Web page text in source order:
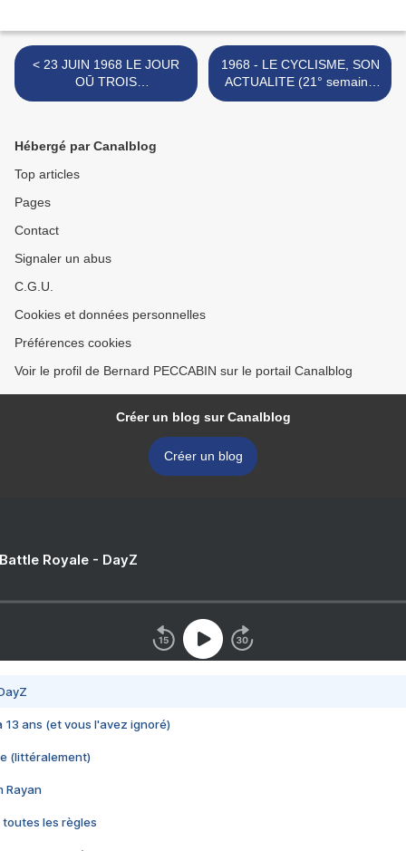
< 23 JUIN 1968 LE JOUR
OŪ TROIS
PÉRIGOURDINS SONT
1968 - LE CYCLISME, SON
ACTUALITE (21° semaine
de la saison) >
Hébergé par Canalblog
Top articles
Pages
Contact
Signaler un abus
C.G.U.
Cookies et données personnelles
Préférences cookies
Voir le profil de Bernard PECCABIN sur le portail Canalblog
Créer un blog sur Canalblog
Créer un blog
Royale - DayZ
13 ans (et vous l'avez ignoré)
(littéralement)
Rayan
toutes les règles